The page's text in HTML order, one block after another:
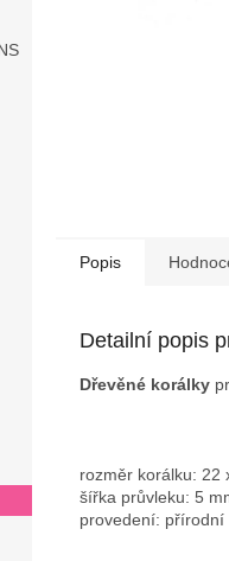
Popis
Detailní popis
Dřevěné korálky
rozměr korálku: 22
šířka průvleku: 5
provedení: přírodní